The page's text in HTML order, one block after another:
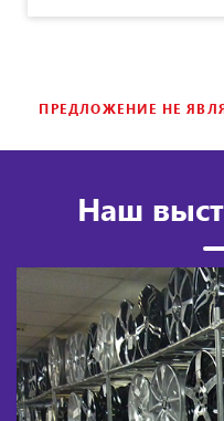
ПРЕДЛОЖЕНИЕ НЕ
Наш